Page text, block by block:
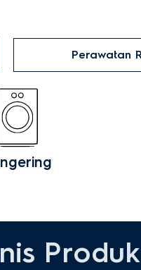
Perawatan
Produk